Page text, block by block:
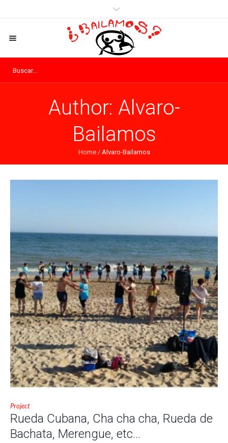
Author: Alvaro-
Bailamos
Home / Alvaro-Bailamos
Project
Rueda Cubana, Cha cha cha, Rueda de
Bachata, Merengue, etc…